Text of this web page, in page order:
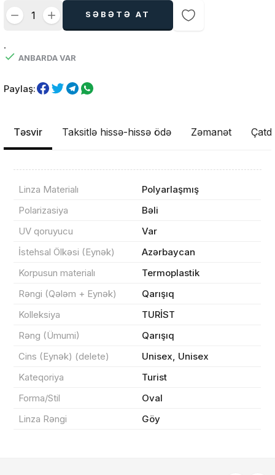
SƏBƏTƏ AT
.
ANBARDA VAR
Paylaş:
Təsvir Taksitlə hissə-hissə ödə Zəmanət
Linza Materialı
Polyarlaşmış
Polarizasiya
Bəli
UV qoruyucu
Var
İstehsal Ölkəsi (Eynək)
Azərbaycan
Korpusun materialı
Termoplastik
Rəngi (Qələm + Eynək)
Qarışıq
Kolleksiya
TURİST
Rəng (Ümumi)
Qarışıq
Cins (Eynək) (delete)
Unisex, Unisex
Kateqoriya
Turist
Forma/Stil
Oval
Linza Rəngi
Göy
Məhsul(lar) səbətə əlavə edildi
Sifarişin detalları
Məhsul toplam
Endirim
Çatdırılma